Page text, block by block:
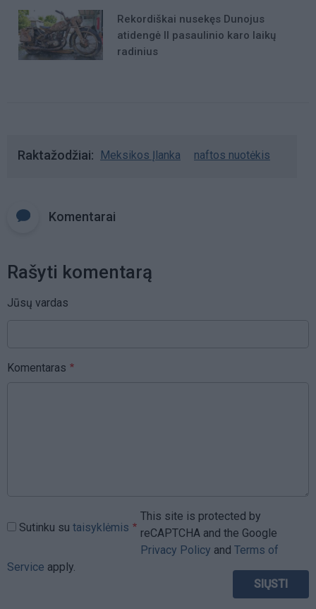
Rekordiškai nusekęs Dunojus
atidengė II pasaulinio karo laikų
radinius
Raktažodžiai Meksikos Įlanka naftos nuotėkis
Komentarai
Rašyti komentarą
Jūsų vardas
Komentaras
Sutinku su taisyklėmis
This site is protected by
reCAPTCHA and the Google
Privacy Policy and Terms of
Service apply.